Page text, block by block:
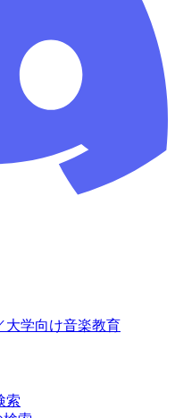
大学向け音楽教育
索